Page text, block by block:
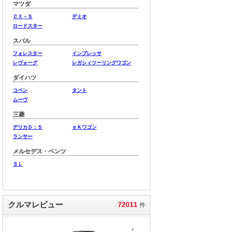
マツダ
ＣＸ－５
デミオ
ロードスター
スバル
フォレスター
インプレッサ
レヴォーグ
レガシィツーリングワゴン
ダイハツ
コペン
タント
ムーヴ
三菱
デリカＤ：５
ｅＫワゴン
ランサー
メルセデス・ベンツ
ＳＬ
クルマレビュー 72011 件